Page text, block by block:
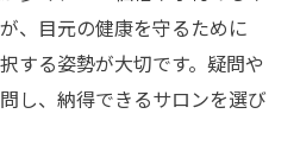
、目元の健康を守るために
する姿勢が大切です。疑問や
し、納得できるサロンを選び